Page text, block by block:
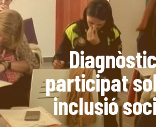
participat
inclusió